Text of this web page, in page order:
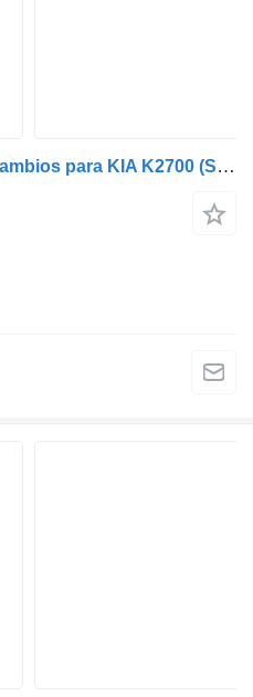
2700,Y010106097 caja de cambios para KIA K2700 (SD) | 99 vehículo comercial